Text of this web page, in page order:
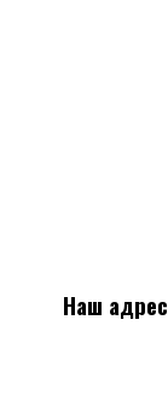
Наш адрес